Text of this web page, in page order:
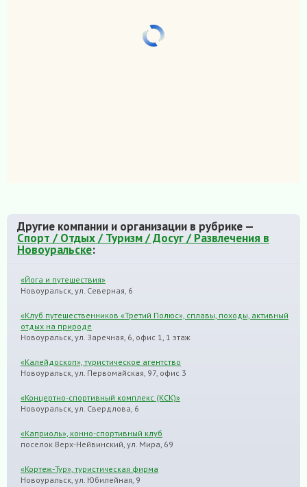
Другие компании и организации в рубрике —
Спорт / Отдых / Туризм / Досуг / Развлечения в
Новоуральске:
«Йога и путешествия»
Новоуральск, ул. Северная, 6
«Клуб путешественников «Третий Полюс», сплавы, походы, активный
отдых на природе
Новоуральск, ул. Заречная, 6, офис 1, 1 этаж
«Калейдоскоп», туристическое агентство
Новоуральск, ул. Первомайская, 97, офис 3
«Концертно-спортивный комплекс (КСК)»
Новоуральск, ул. Свердлова, 6
«Каприоль», конно-спортивный клуб
поселок Верх-Нейвинский, ул. Мира, 69
«Кортеж-Тур», туристическая фирма
Новоуральск, ул. Юбилейная, 9